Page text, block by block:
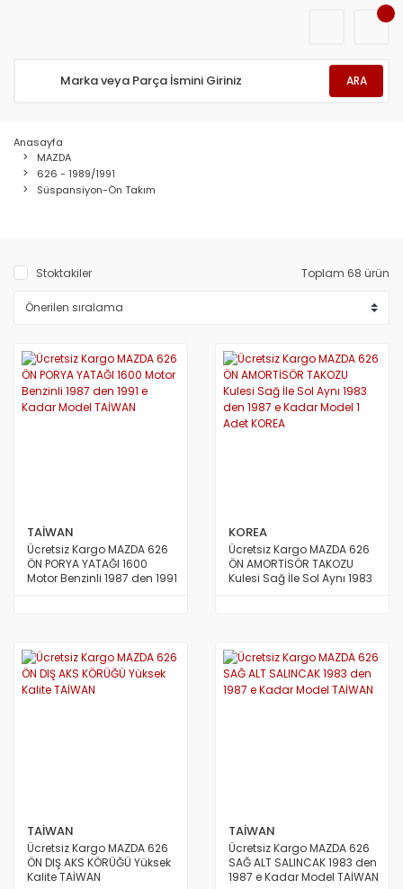
ARA
Anasayfa
MAZDA
626 - 1989/1991
Süspansiyon-Ön Takım
Stoktakiler Toplam 68 ürün
TAİWAN
Ücretsiz Kargo MAZDA 626
ÖN PORYA YATAĞI 1600
Motor Benzinli 1987 den 1991
KOREA
Ücretsiz Kargo MAZDA 626
ÖN AMORTİSÖR TAKOZU
Kulesi Sağ İle Sol Aynı 1983
TAİWAN
Ücretsiz Kargo MAZDA 626
ÖN DIŞ AKS KÖRÜĞÜ Yüksek
Kalite TAİWAN
TAİWAN
Ücretsiz Kargo MAZDA 626
SAĞ ALT SALINCAK 1983 den
1987 e Kadar Model TAİWAN